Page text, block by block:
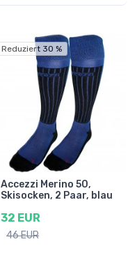
Reduziert 30 %
Accezzi Merino 50,
Skisocken, 2 Paar, blau
32 EUR
46 EUR